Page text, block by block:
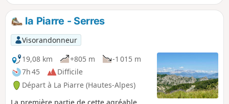
la Piarre - Serres
Visorandonneur
19,08 km
+805 m
-1 015 m
7h 45
Difficile
Départ à La Piarre (Hautes-Alpes)